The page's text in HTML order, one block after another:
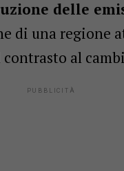
delle
di una regione
al